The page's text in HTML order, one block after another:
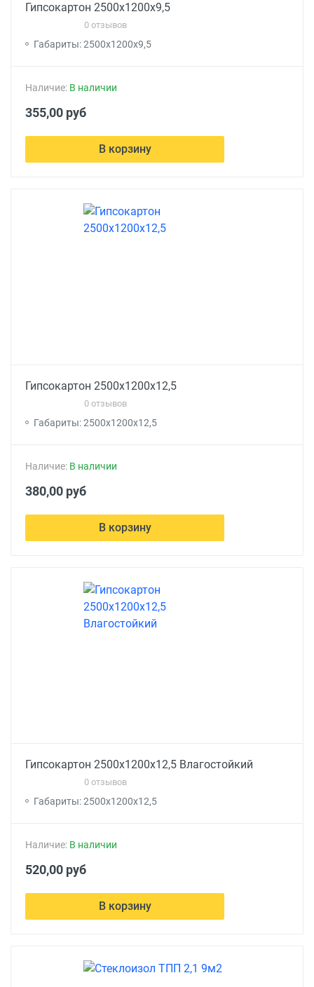
Гипсокартон 2500x1200x9,5
0 отзывов
Габариты: 2500x1200x9,5
Наличие: В наличии
355,00 руб
В корзину
Гипсокартон 2500x1200x12,5
0 отзывов
Габариты: 2500x1200x12,5
Наличие: В наличии
380,00 руб
В корзину
Гипсокартон 2500x1200x12,5 Влагостойкий
0 отзывов
Габариты: 2500x1200x12,5
Наличие: В наличии
520,00 руб
В корзину